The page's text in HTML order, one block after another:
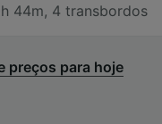
44m, 4 transbordos
preços para hoje